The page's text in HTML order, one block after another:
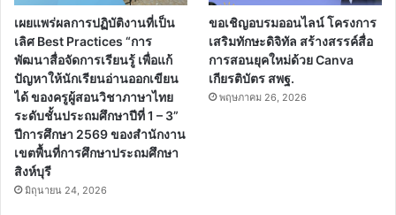
เผยแพร่ผลการปฏิบัติงานที่เป็น
เลิศ Best Practices “การ
พัฒนาสื่อจัดการเรียนรู้ เพื่อแก้
ปัญหาให้นักเรียนอ่านออกเขียน
ได้ ของครูผู้สอนวิชาภาษาไทย
ระดับชั้นประถมศึกษาปีที่ 1 – 3”
ปีการศึกษา 2569 ของสำนักงาน
เขตพื้นที่การศึกษาประถมศึกษา
สิงห์บุรี
มิถุนายน 24, 2026
ขอเชิญอบรมออนไลน์ โครงการ
เสริมทักษะดิจิทัล สร้างสรรค์สื่อ
การสอนยุคใหม่ด้วย Canva
เกียรติบัตร สพฐ.
พฤษภาคม 26, 2026